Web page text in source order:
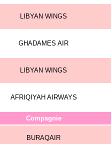
LIBYAN WINGS
GHADAMES AIR
LIBYAN WINGS
AFRIQIYAH AIRWAYS
Compagnie
BURAQAIR